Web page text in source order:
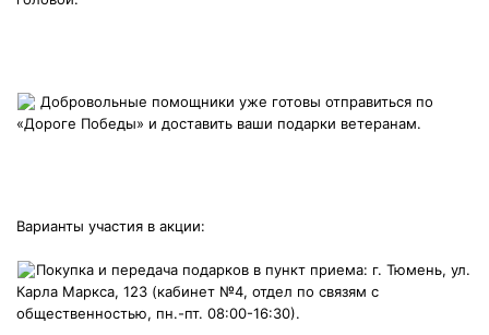
Добровольные помощники уже готовы отправиться по
«Дороге Победы» и доставить ваши подарки ветеранам.
Варианты участия в акции:
Покупка и передача подарков в пункт приема: г. Тюмень, ул.
Карла Маркса, 123 (кабинет №4, отдел по связям с
общественностью, пн.-пт. 08:00-16:30).